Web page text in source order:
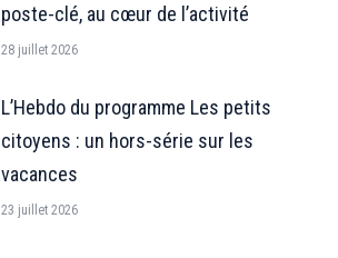
poste-clé, au cœur de l’activité
28 juillet 2026
L’Hebdo du programme Les petits
citoyens : un hors-série sur les
vacances
23 juillet 2026